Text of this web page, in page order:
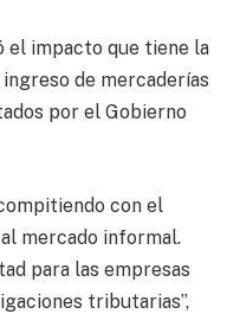
el impacto que tiene la
de mercaderías
por el Gobierno
con el
mercado informal.
para las empresas
tributarias”,